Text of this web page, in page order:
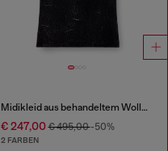
Midikleid aus behandeltem Wollmischgewebe-Strick
€ 247,00€ 495,00-50%
2 FARBEN